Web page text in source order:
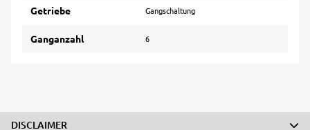
Getriebe Gangschaltung
Ganganzahl 6
DISCLAIMER